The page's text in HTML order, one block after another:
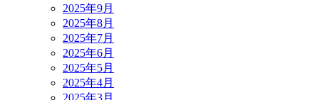
2025年9月
2025年8月
2025年7月
2025年6月
2025年5月
2025年4月
2025年3月